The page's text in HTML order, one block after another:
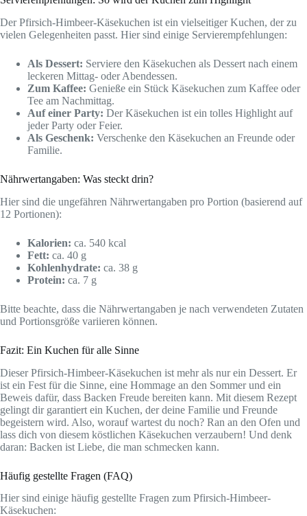
Der Pfirsich-Himbeer-Käsekuchen ist ein vielseitiger Kuchen, der zu
vielen Gelegenheiten passt. Hier sind einige Servierempfehlungen:
Als Dessert: Serviere den Käsekuchen als Dessert nach einem
leckeren Mittag- oder Abendessen.
Zum Kaffee: Genieße ein Stück Käsekuchen zum Kaffee oder
Tee am Nachmittag.
Auf einer Party: Der Käsekuchen ist ein tolles Highlight auf
jeder Party oder Feier.
Als Geschenk: Verschenke den Käsekuchen an Freunde oder
Familie.
Nährwertangaben: Was steckt drin?
Hier sind die ungefähren Nährwertangaben pro Portion (basierend auf
12 Portionen):
Kalorien: ca. 540 kcal
Fett: ca. 40 g
Kohlenhydrate: ca. 38 g
Protein: ca. 7 g
Bitte beachte, dass die Nährwertangaben je nach verwendeten Zutaten
und Portionsgröße variieren können.
Fazit: Ein Kuchen für alle Sinne
Dieser Pfirsich-Himbeer-Käsekuchen ist mehr als nur ein Dessert. Er
ist ein Fest für die Sinne, eine Hommage an den Sommer und ein
Beweis dafür, dass Backen Freude bereiten kann. Mit diesem Rezept
gelingt dir garantiert ein Kuchen, der deine Familie und Freunde
begeistern wird. Also, worauf wartest du noch? Ran an den Ofen und
lass dich von diesem köstlichen Käsekuchen verzaubern! Und denk
daran: Backen ist Liebe, die man schmecken kann.
Häufig gestellte Fragen (FAQ)
Hier sind einige häufig gestellte Fragen zum Pfirsich-Himbeer-
Käsekuchen: